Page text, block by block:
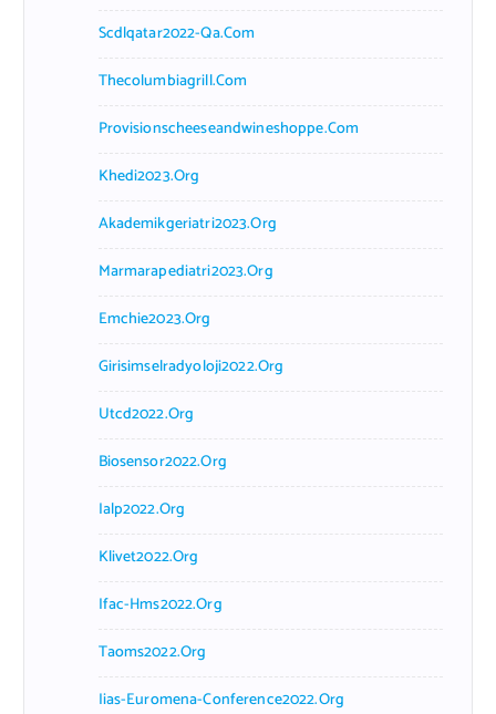
Scdlqatar2022-Qa.com
Thecolumbiagrill.com
Provisionscheeseandwineshoppe.com
Khedi2023.org
Akademikgeriatri2023.org
Marmarapediatri2023.org
Emchie2023.org
Girisimselradyoloji2022.org
Utcd2022.org
Biosensor2022.org
Ialp2022.org
Klivet2022.org
Ifac-Hms2022.org
Taoms2022.org
Iias-Euromena-Conference2022.org